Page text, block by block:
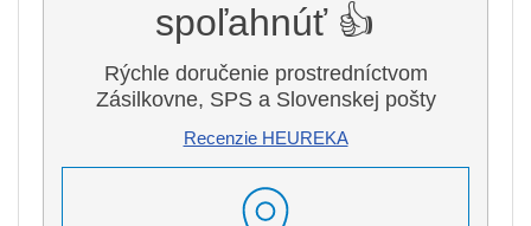
spoľahnúť 👍
Rýchle doručenie prostredníctvom
Zásilkovne, SPS a Slovenskej pošty
Recenzie HEUREKA